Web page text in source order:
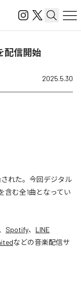
配信開始
2025.5.30
れた。今回デジタル
含む全1曲となってい
Spotify、 LINE
などの音楽配信サ